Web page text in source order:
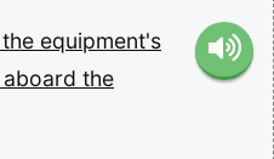
the equipment's
aboard the